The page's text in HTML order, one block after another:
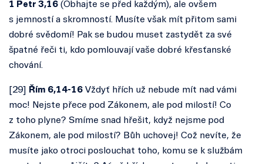
1 Petr 3,16 (Obhajte se před každým), ale ovšem
s jemností a skromností. Musíte však mít přitom sami
dobré svědomí! Pak se budou muset zastydět za své
špatné řeči ti, kdo pomlouvají vaše dobré křesťanské
chování.
29 Řím 6,14-16 Vždyť hřích už nebude mít nad vámi
moc! Nejste přece pod Zákonem, ale pod milostí! Co
z toho plyne? Smíme snad hřešit, když nejsme pod
Zákonem, ale pod milostí? Bůh uchovej! Což nevíte, že
musíte jako otroci poslouchat toho, komu se k službám